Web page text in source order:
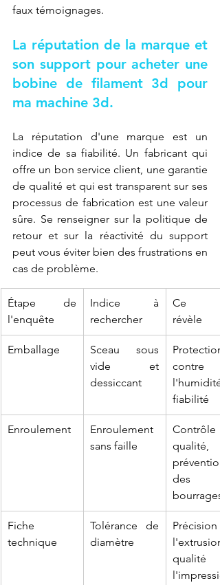
faux témoignages.
La réputation de la marque et
son support pour acheter une
bobine de filament 3d pour
ma machine 3d.
La réputation d'une marque est un
indice de sa fiabilité. Un fabricant qui
offre un bon service client, une garantie
de qualité et qui est transparent sur ses
processus de fabrication est une valeur
sûre. Se renseigner sur la politique de
retour et sur la réactivité du support
peut vous éviter bien des frustrations en
cas de problème.
Étape de
l'enquête
Indice à
rechercher
Ce
révèle
Emballage
Sceau sous
vide et
dessiccant
Protection
contre
l'humidité,
fiabilité
Enroulement
Enroulement
sans faille
Contrôle
qualité,
prévention
des
bourrages
Fiche
technique
Tolérance de
diamètre
l'extrusion,
qualité